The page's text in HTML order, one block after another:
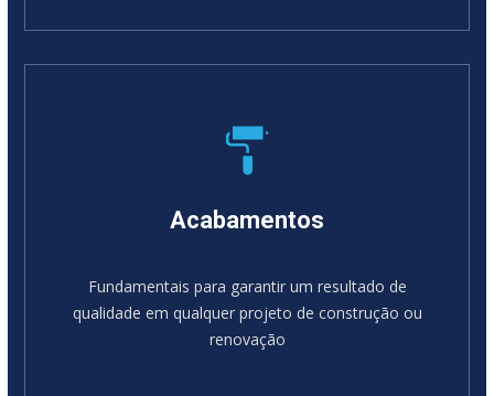
Acabamentos
Fundamentais para garantir um resultado de
qualidade em qualquer projeto de construção ou
renovação